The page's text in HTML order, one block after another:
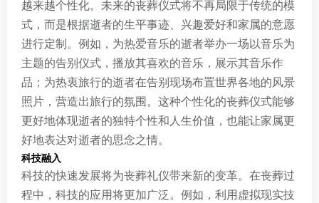
越来越个性化。未来的丧葬仪式将不再局限于传统的模
式，而是根据逝者的生平事迹、兴趣爱好和家属的意愿
进行定制。例如，为热爱音乐的逝者举办一场以音乐为
主题的告别仪式，播放其喜欢的音乐，展示其音乐作
品；为热衷旅行的逝者在告别现场布置世界各地的风景
照片，营造出旅行的氛围。这种个性化的丧葬仪式能够
更好地体现逝者的独特个性和人生价值，也能让家属更
好地表达对逝者的思念之情。
科技融入
科技的快速发展将为丧葬礼仪带来新的变革。在丧葬过
程中，科技的应用将更加广泛。例如，利用虚拟现实技